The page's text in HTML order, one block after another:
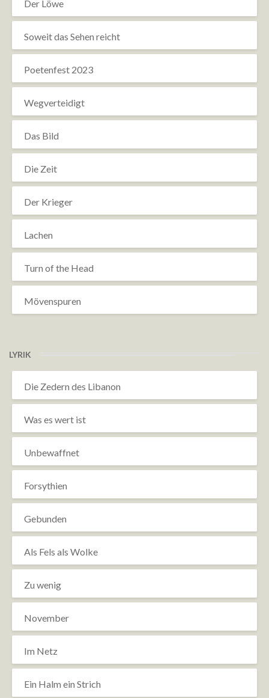
Der Löwe
Soweit das Sehen reicht
Poetenfest 2023
Wegverteidigt
Das Bild
Die Zeit
Der Krieger
Lachen
Turn of the Head
Mövenspuren
LYRIK
Die Zedern des Libanon
Was es wert ist
Unbewaffnet
Forsythien
Gebunden
Als Fels als Wolke
Zu wenig
November
Im Netz
Ein Halm ein Strich